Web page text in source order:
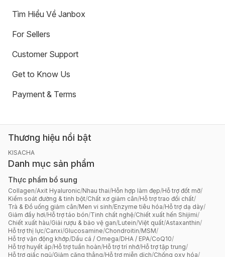
Tìm Hiểu Về Janbox
For Sellers
Customer Support
Get to Know Us
Payment & Terms
Thương hiệu nổi bật
KISACHA
Danh mục sản phẩm
Thực phẩm bổ sung
Collagen/Axit Hyaluronic/Nhau thai/Hỗn hợp làm đẹp/Hỗ trợ đốt mỡ/
Kiểm soát đường & tinh bột/Chất xơ giảm cân/Hỗ trợ trao đổi chất/
Trà & Đồ uống giảm cân/Men vi sinh/Enzyme tiêu hóa/Hỗ trợ dạ dày/
Giảm đầy hơi/Hỗ trợ táo bón/Tinh chất nghệ/Chiết xuất hến Shijimi/
Chiết xuất hàu/Giải rượu & bảo vệ gan/Lutein/Việt quất/Astaxanthin/
Hỗ trợ thị lực/Canxi/Glucosamine/Chondroitin/MSM/
Hỗ trợ vận động khớp/Dầu cá / Omega/DHA / EPA/CoQ10/
Hỗ trợ huyết áp/Hỗ trợ tuần hoàn/Hỗ trợ trí nhớ/Hỗ trợ tập trung/
Hỗ trợ giấc ngủ/Giảm căng thẳng/Hỗ trợ miễn dịch/Chống oxy hóa/